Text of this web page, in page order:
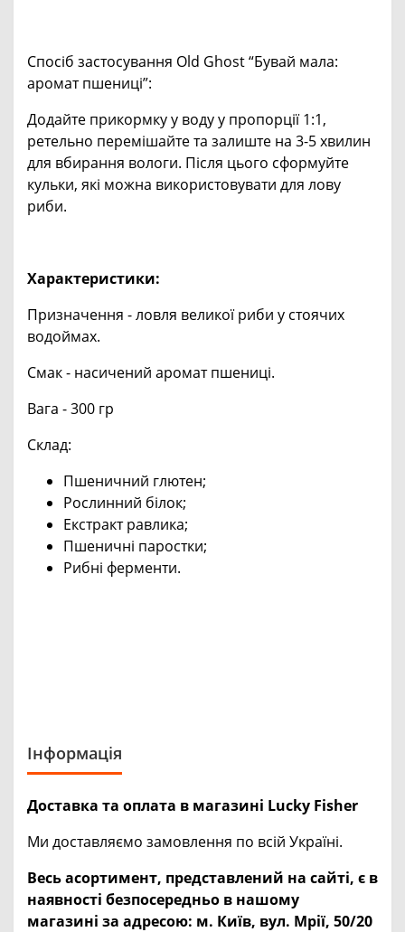
Спосіб застосування Old Ghost “Бувай мала:
аромат пшениці”:
Додайте прикормку у воду у пропорції 1:1,
ретельно перемішайте та залиште на 3-5 хвилин
для вбирання вологи. Після цього сформуйте
кульки, які можна використовувати для лову
риби.
Характеристики:
Призначення - ловля великої риби у стоячих
водоймах.
Смак - насичений аромат пшениці.
Вага - 300 гр
Склад:
Пшеничний глютен;
Рослинний білок;
Екстракт равлика;
Пшеничні паростки;
Рибні ферменти.
Інформація
Доставка та оплата в магазині Lucky Fisher
Ми доставляємо замовлення по всій Україні.
Весь асортимент, представлений на сайті, є в
наявності безпосередньо в нашому
магазині за адресою: м. Київ, вул. Мрії, 50/20